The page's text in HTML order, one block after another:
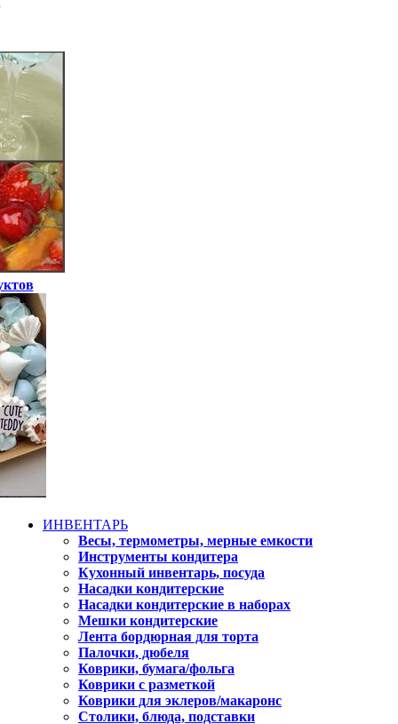
ИНВЕНТАРЬ
Весы, термометры, мерные емкости
Инструменты кондитера
Кухонный инвентарь, посуда
Насадки кондитерские
Насадки кондитерские в наборах
Мешки кондитерские
Лента бордюрная для торта
Палочки, дюбеля
Коврики, бумага/фольга
Коврики с разметкой
Коврики для эклеров/макаронс
Столики, блюда, подставки